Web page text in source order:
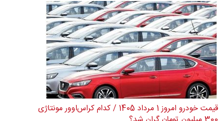
قیمت خودرو امروز 1 مرداد 1405 / کدام کراس‌اوور مونتاژی